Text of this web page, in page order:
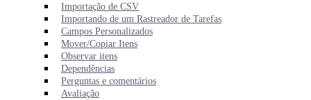
Importação de CSV
Importando de um Rastreador de Tarefas
Campos Personalizados
Mover/Copiar Itens
Observar itens
Dependências
Perguntas e comentários
Avaliação